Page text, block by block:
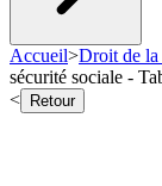
Accueil>Droit de
sécurité sociale -
<
Retour